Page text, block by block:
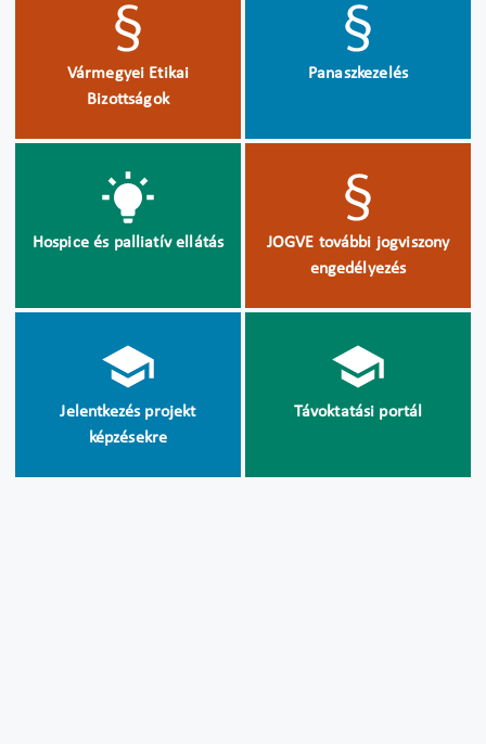
Vármegyei Etikai
Bizottságok
Panaszkezelés
Hospice és palliatív ellátás
JOGVE további jogviszony
engedélyezés
Jelentkezés projekt
képzésekre
Távoktatási portál